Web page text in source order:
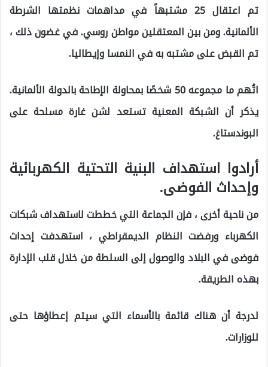
تم اعتقال 25 مشتبهاً في مداهمات نظمتها الشرطة
الألمانية. ومن بين المعتقلين مواطن روسي. في غضون ذلك ،
تم القبض على مشتبه به في النمسا وإيطاليا.
اتُهم ما مجموعه 50 شخصًا بمحاولة الإطاحة بالدولة الألمانية.
يذكر أن الشبكة المعنية تستعد لشن غارة مسلحة على
البوندستاغ.
أرادوا استهداف البنية التحتية الكهربائية
وإحداث الفوضى.
من ناحية أخرى ، فإن الجماعة التي خططت لاستهداف شبكات
الكهرباء ورفضت النظام الديمقراطي ، استهدفت إحداث
فوضى في البلاد والوصول إلى السلطة من خلال قلب الإدارة
بهذه الطريقة.
لدرجة أن هناك قائمة بالأسماء التي سيتم إعطاؤها حتى
للوزارات.